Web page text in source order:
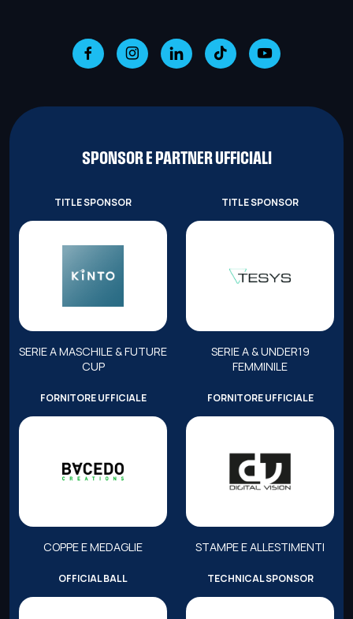
SPONSOR E PARTNER UFFICIALI
TITLE SPONSOR
SERIE A MASCHILE & FUTURE
CUP
TITLE SPONSOR
SERIE A & UNDER19
FEMMINILE
FORNITORE UFFICIALE
COPPE E MEDAGLIE
FORNITORE UFFICIALE
STAMPE E ALLESTIMENTI
OFFICIAL BALL TECHNICAL SPONSOR